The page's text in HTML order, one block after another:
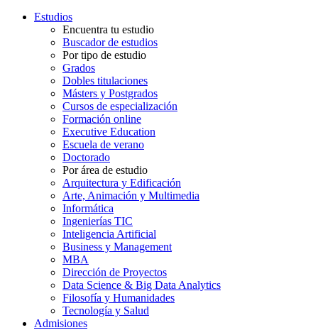
Estudios
Encuentra tu estudio
Buscador de estudios
Por tipo de estudio
Grados
Dobles titulaciones
Másters y Postgrados
Cursos de especialización
Formación online
Executive Education
Escuela de verano
Doctorado
Por área de estudio
Arquitectura y Edificación
Arte, Animación y Multimedia
Informática
Ingenierías TIC
Inteligencia Artificial
Business y Management
MBA
Dirección de Proyectos
Data Science & Big Data Analytics
Filosofía y Humanidades
Tecnología y Salud
Admisiones